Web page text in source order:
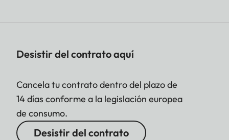
Desistir del contrato aquí
Cancela tu contrato dentro del plazo de
14 días conforme a la legislación europea
de consumo.
Desistir del contrato